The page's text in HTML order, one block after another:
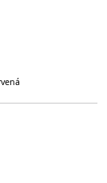
mátová